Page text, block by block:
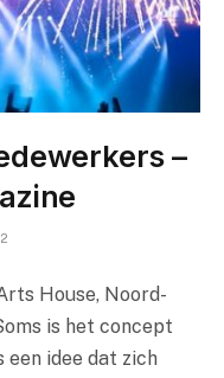
–
House, Noord-
is het concept
een idee dat zich